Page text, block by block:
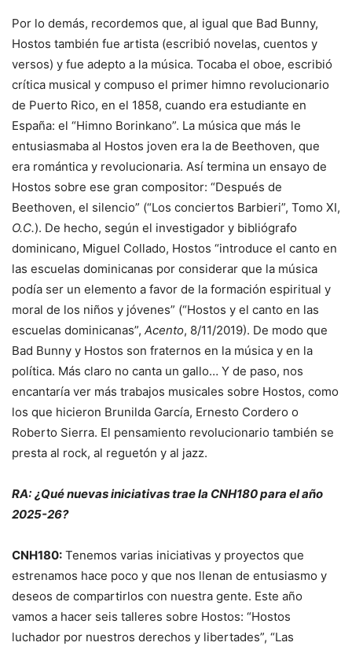
Por lo demás, recordemos que, al igual que Bad Bunny,
Hostos también fue artista (escribió novelas, cuentos y
versos) y fue adepto a la música. Tocaba el oboe, escribió
crítica musical y compuso el primer himno revolucionario
de Puerto Rico, en el 1858, cuando era estudiante en
España: el “Himno Borinkano”. La música que más le
entusiasmaba al Hostos joven era la de Beethoven, que
era romántica y revolucionaria. Así termina un ensayo de
Hostos sobre ese gran compositor: “Después de
Beethoven, el silencio” (“Los conciertos Barbieri”, Tomo XI,
O.C.). De hecho, según el investigador y bibliógrafo
dominicano, Miguel Collado, Hostos “introduce el canto en
las escuelas dominicanas por considerar que la música
podía ser un elemento a favor de la formación espiritual y
moral de los niños y jóvenes” (“Hostos y el canto en las
escuelas dominicanas”, Acento, 8/11/2019). De modo que
Bad Bunny y Hostos son fraternos en la música y en la
política. Más claro no canta un gallo… Y de paso, nos
encantaría ver más trabajos musicales sobre Hostos, como
los que hicieron Brunilda García, Ernesto Cordero o
Roberto Sierra. El pensamiento revolucionario también se
presta al rock, al reguetón y al jazz.
RA: ¿Qué nuevas iniciativas trae la CNH180 para el año
2025-26?
CNH180: Tenemos varias iniciativas y proyectos que
estrenamos hace poco y que nos llenan de entusiasmo y
deseos de compartirlos con nuestra gente. Este año
vamos a hacer seis talleres sobre Hostos: “Hostos
luchador por nuestros derechos y libertades”, “Las